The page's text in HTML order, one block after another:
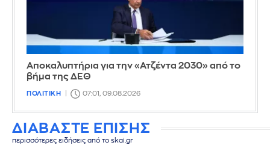
Αποκαλυπτήρια για την «Ατζέντα 2030» από το
βήμα της ΔΕΘ
ΠΟΛΙΤΙΚΗ 07:01, 09.08.2026
ΔΙΑΒΑΣΤΕ ΕΠΙΣΗΣ
περισσότερες ειδήσεις από το skai.gr